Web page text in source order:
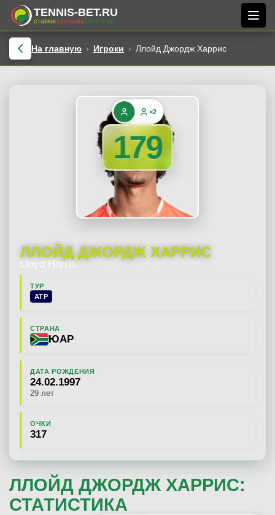
TENNIS-BET.RU
ставкипрогнозыстратегии
На главную Игроки Ллойд Джордж Харрис
ЛЛОЙД ДЖОРДЖ ХАРРИС
Lloyd Harris
ТУР
ATP
СТРАНА
ЮАР
ДАТА РОЖДЕНИЯ
24.02.1997
29 лет
ОЧКИ
317
×2
179
ЛЛОЙД ДЖОРДЖ ХАРРИС:
СТАТИСТИКА